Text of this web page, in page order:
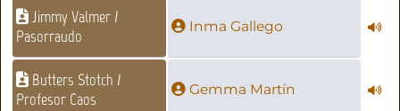
Jimmy Valmer /
Pasorraudo
Inma Gallego
Butters Stotch /
Profesor Caos
Gemma Martín